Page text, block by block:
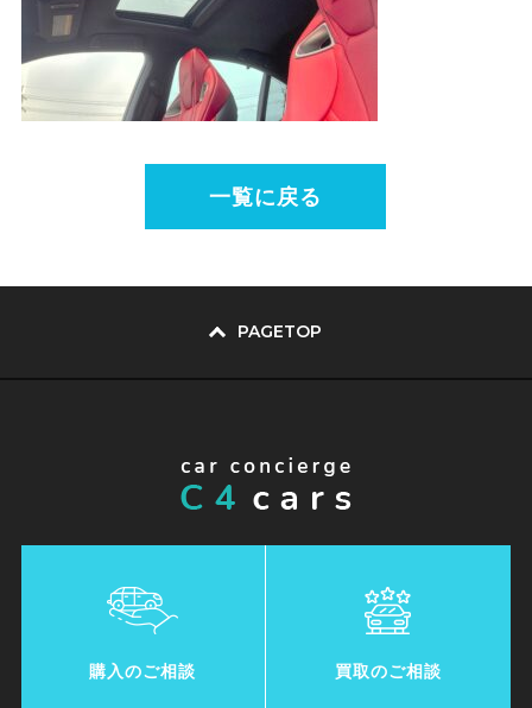
一覧に戻る
PAGETOP
購入のご相談 買取のご相談